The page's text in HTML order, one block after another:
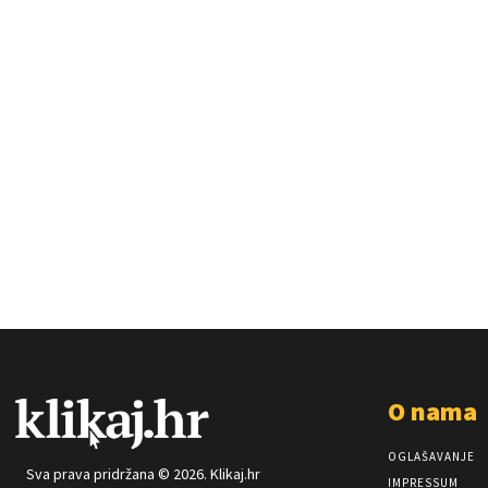
Sva prava pridržana © 2026. Klikaj.hr
O nama
OGLAŠAVANJE
IMPRESSUM